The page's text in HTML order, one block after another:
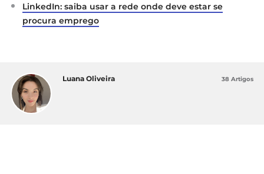
LinkedIn: saiba usar a rede onde deve estar se
procura emprego
Luana Oliveira 38 Artigos